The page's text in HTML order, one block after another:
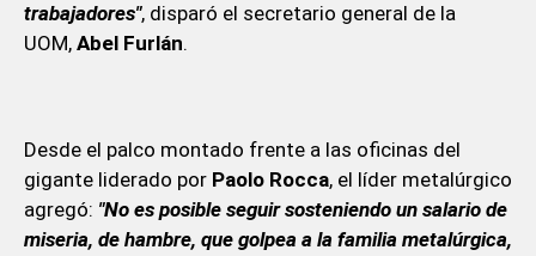
trabajadores", disparó el secretario general de la
UOM, Abel Furlán.
Desde el palco montado frente a las oficinas del
gigante liderado por Paolo Rocca, el líder metalúrgico
agregó: "No es posible seguir sosteniendo un salario de
miseria, de hambre, que golpea a la familia metalúrgica,